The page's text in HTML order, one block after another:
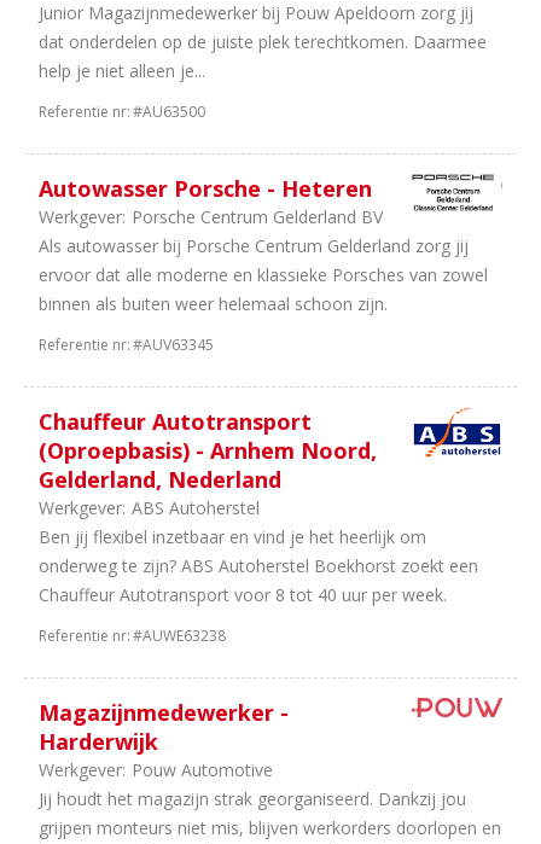
Junior Magazijnmedewerker bij Pouw Apeldoorn zorg jij
dat onderdelen op de juiste plek terechtkomen. Daarmee
help je niet alleen je...
Referentie nr:#AU63500
Autowasser Porsche - Heteren
Werkgever: Porsche Centrum Gelderland BV
Als autowasser bij Porsche Centrum Gelderland zorg jij
ervoor dat alle moderne en klassieke Porsches van zowel
binnen als buiten weer helemaal schoon zijn.
Referentie nr:#AUV63345
Chauffeur Autotransport
(Oproepbasis) - Arnhem Noord,
Gelderland, Nederland
Werkgever: ABS Autoherstel
Ben jij flexibel inzetbaar en vind je het heerlijk om
onderweg te zijn? ABS Autoherstel Boekhorst zoekt een
Chauffeur Autotransport voor 8 tot 40 uur per week.
Referentie nr:#AUWE63238
Magazijnmedewerker -
Harderwijk
Werkgever: Pouw Automotive
Jij houdt het magazijn strak georganiseerd. Dankzij jou
grijpen monteurs niet mis, blijven werkorders doorlopen en